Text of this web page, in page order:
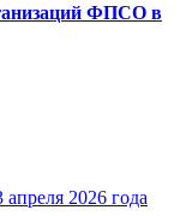
ФПСО в
2026 года